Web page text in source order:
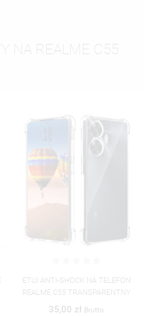
NA REALME C55
ETUI BOOK MAGNET NA TELEFON
REALME C55 GRANATOWY
35,00 zł Brutto